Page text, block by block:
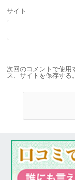
サイト
次回のコメントで使用
ス、サイトを保存する。